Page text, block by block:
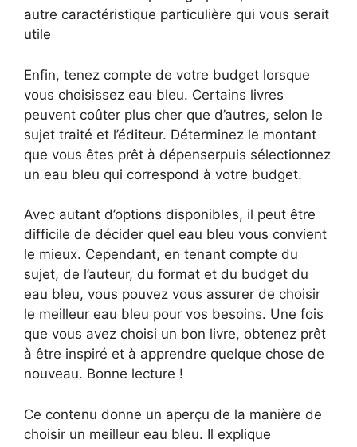
autre caractéristique particulière qui vous serait
utile
Enfin, tenez compte de votre budget lorsque
vous choisissez eau bleu. Certains livres
peuvent coûter plus cher que d’autres, selon le
sujet traité et l’éditeur. Déterminez le montant
que vous êtes prêt à dépenserpuis sélectionnez
un eau bleu qui correspond à votre budget.
Avec autant d’options disponibles, il peut être
difficile de décider quel eau bleu vous convient
le mieux. Cependant, en tenant compte du
sujet, de l’auteur, du format et du budget du
eau bleu, vous pouvez vous assurer de choisir
le meilleur eau bleu pour vos besoins. Une fois
que vous avez choisi un bon livre, obtenez prêt
à être inspiré et à apprendre quelque chose de
nouveau. Bonne lecture !
Ce contenu donne un aperçu de la manière de
choisir un meilleur eau bleu. Il explique